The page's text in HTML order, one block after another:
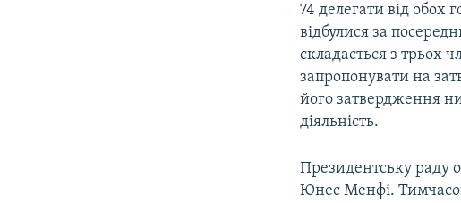
74 делегати від обох
відбулися за
складається з трьох
запропонувати на
його затвердження
діяльність.
Президентську раду
Юнес Менфі.